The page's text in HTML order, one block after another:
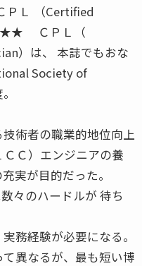
ＰＬ （Certified
ＣＰＬ（
）は、 本誌でもおな
Society of
術者の職業的地位向上
Ｃ）エンジニアの養
実が目的だった。
々のハードルが 待ち
務経験が必要になる。
異なるが、最も短い博